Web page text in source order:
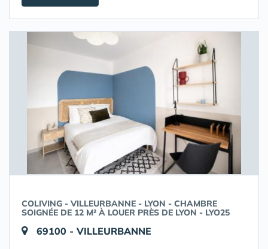
COLIVING - VILLEURBANNE - LYON - CHAMBRE
SOIGNÉE DE 12 M² À LOUER PRÈS DE LYON - LYO25
69100 - VILLEURBANNE